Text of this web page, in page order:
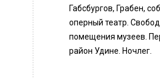
Габсбургов, Грабен,
оперный театр.
помещения музеев.
район Удине. Ночлег.